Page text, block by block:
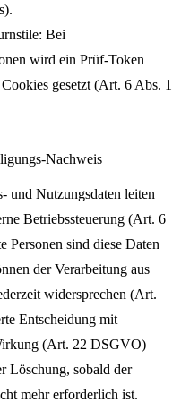
Bei
wird ein Prüf-Token
gesetzt (Art. 6 Abs. 1
Nachweis
und Nutzungsdaten leiten
Betriebssteuerung (Art. 6
sind diese Daten
der Verarbeitung aus
widersprechen (Art.
Entscheidung mit
(Art. 22 DSGVO)
Löschung, sobald der
mehr erforderlich ist.